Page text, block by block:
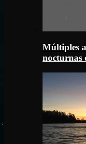
Múltiples
nocturnas